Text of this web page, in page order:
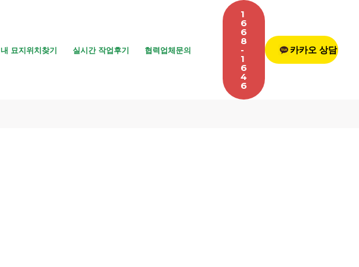
내 묘지위치찾기 실시간 작업후기 협력업체문의
1
6
6
8
-
1
6
4
6
카카오 상담